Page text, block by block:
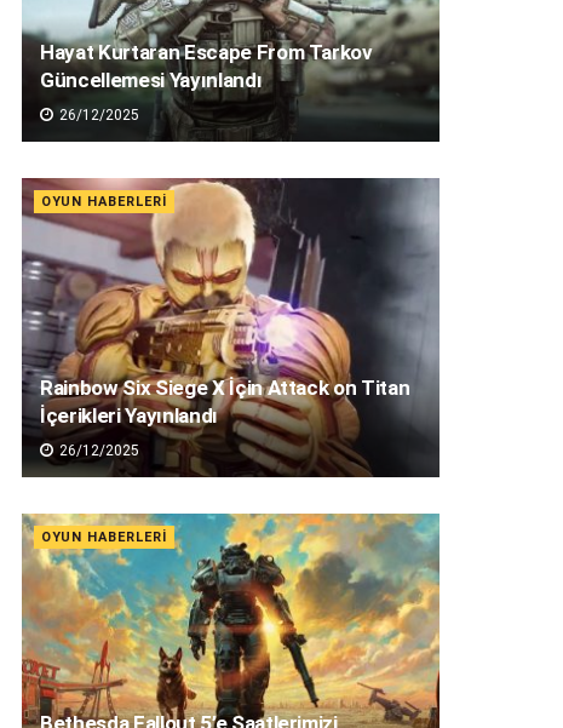
Hayat Kurtaran Escape From Tarkov
Güncellemesi Yayınlandı
26/12/2025
OYUN HABERLERI
Rainbow Six Siege X İçin Attack on Titan
İçerikleri Yayınlandı
26/12/2025
OYUN HABERLERI
Bethesda Fallout 5’e Saatlerimizi